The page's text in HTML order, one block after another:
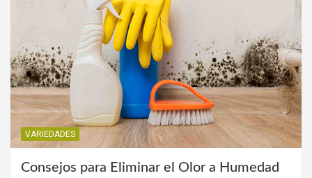
VARIEDADES
Consejos para Eliminar el Olor a Humedad